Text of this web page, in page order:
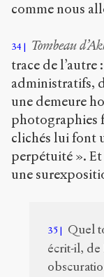
comme nous
34 Tombeau
trace de
administratifs,
une demeure
photographies
clichés lui font
perpétuité ».
une
35
Quel
écrit-il, de